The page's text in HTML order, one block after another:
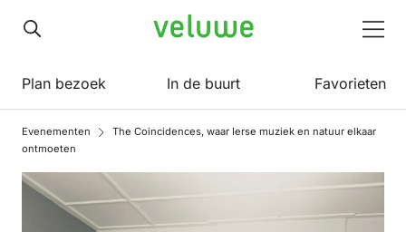
Veluwe
Plan bezoek In de buurt Favorieten
Evenementen
The Coincidences, waar Ierse muziek en natuur elkaar
ontmoeten